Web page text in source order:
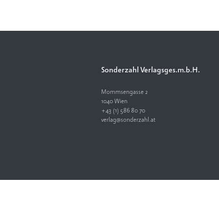
Sonderzahl Verlagsges.m.b.H.
Mommsengasse 2
1040 Wien
+43 (1) 586 80 70
verlag@sonderzahl.at